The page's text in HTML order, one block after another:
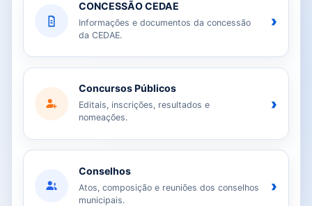
CONCESSÃO CEDAE
Informações e documentos da concessão
da CEDAE.
›
Concursos Públicos
Editais, inscrições, resultados e
nomeações.
›
Conselhos
Atos, composição e reuniões dos conselhos
municipais.
›